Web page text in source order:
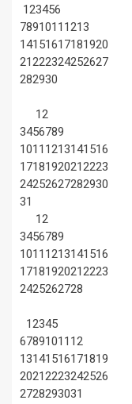
123456
7891011 1213
14151617181920
21222324252627
282930
12
3456789
1011 1213141516
17181920212223
24252627282930
31
12
3456789
1011 1213141516
17181920212223
2425262728
12345
67891011 12
13141516171819
20212223242526
2728293031